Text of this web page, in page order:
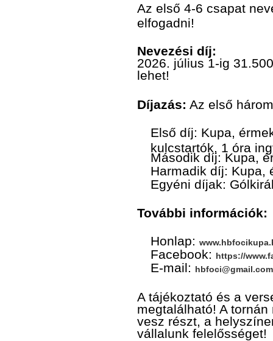
Az első 4-6 csapat
elfogadni!
Nevezési díj:
2026. július 1-ig
lehet!
Díjazás: Az első
Első díj: Kupa,
kulcstartók, 1 óra
Második díj: Kupa,
Harmadik díj: Kupa,
Egyéni díjak:
További információk:
Honlap:
Facebook: https://
E-mail: hbfoci@gmail.com
A tájékoztató és a
megtalálható! A
vesz részt, a
vállalunk felelősséget!